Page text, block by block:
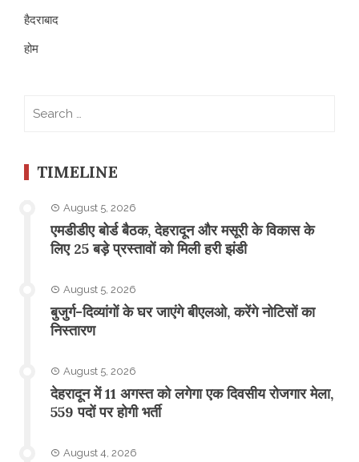
हैदराबाद
होम
TIMELINE
August 5, 2026
एमडीडीए बोर्ड बैठक, देहरादून और मसूरी के विकास के
लिए 25 बड़े प्रस्तावों को मिली हरी झंडी
August 5, 2026
बुजुर्ग-दिव्यांगों के घर जाएंगे बीएलओ, करेंगे नोटिसों का
निस्तारण
August 5, 2026
​देहरादून में 11 अगस्त को लगेगा एक दिवसीय रोजगार मेला,
559 पदों पर होगी भर्ती
August 4, 2026